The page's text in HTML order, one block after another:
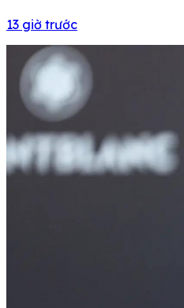
13 giờ trước